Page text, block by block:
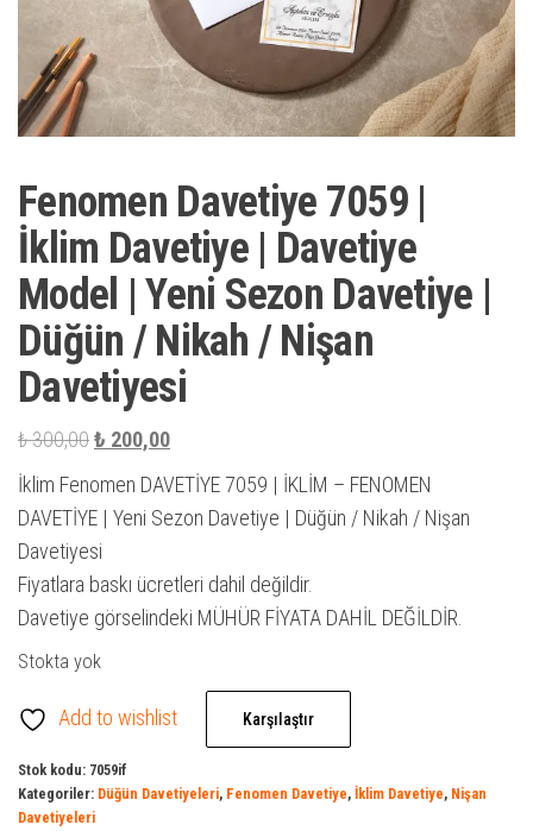
Fenomen Davetiye 7059 |
İklim Davetiye | Davetiye
Model | Yeni Sezon Davetiye |
Düğün / Nikah / Nişan
Davetiyesi
₺300,00Orijinal
₺ 300,00.
₺ 200,00Şu
andaki
İklim Fenomen DAVETİYE 7059 | İKLİM – FENOMEN
DAVETİYE | Yeni Sezon Davetiye | Düğün / Nikah / Nişan
Davetiyesi
Fiyatlara baskı ücretleri dahil değildir.
Davetiye görselindeki MÜHÜR FİYATA DAHİL DEĞİLDİR.
Stokta yok
Add to wishlist Karşılaştır
Stok kodu: 7059if
Kategoriler: Düğün Davetiyeleri, Fenomen Davetiye, İklim Davetiye, Nişan
Davetiyeleri